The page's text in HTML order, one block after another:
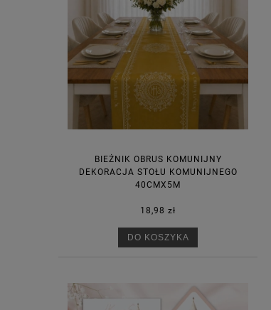
BIEŻNIK OBRUS KOMUNIJNY
DEKORACJA STOŁU KOMUNIJNEGO
40CMX5M
18,98 zł
DO KOSZYKA